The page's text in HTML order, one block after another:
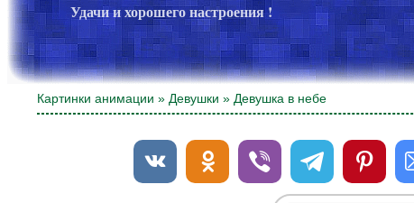
Удачи и хорошего настроения !
Картинки анимации » Девушки » Девушка в небе